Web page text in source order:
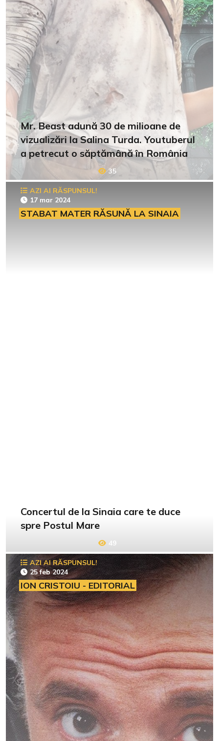
Mr. Beast adună 30 de milioane de
vizualizări la Salina Turda. Youtuberul
a petrecut o săptămână în România
35
AZI AI RĂSPUNSUL!
17 mar 2024
STABAT MATER RĂSUNĂ LA SINAIA
Concertul de la Sinaia care te duce
spre Postul Mare
49
AZI AI RĂSPUNSUL!
25 feb 2024
ION CRISTOIU - EDITORIAL